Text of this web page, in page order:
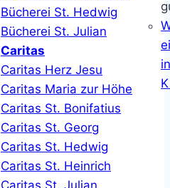
Bücherei St. Hedwig
Bücherei St. Julian
Caritas
Caritas Herz Jesu
Caritas Maria zur Höhe
Caritas St. Bonifatius
Caritas St. Georg
Caritas St. Hedwig
Caritas St. Heinrich
Caritas St. Julian